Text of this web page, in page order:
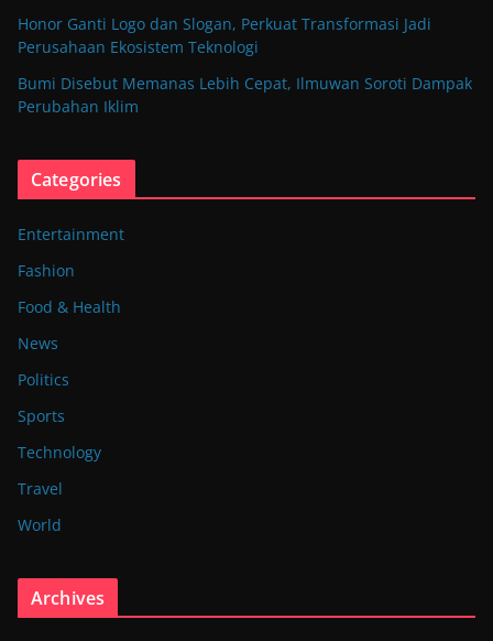
Honor Ganti Logo dan Slogan, Perkuat Transformasi Jadi
Perusahaan Ekosistem Teknologi
Bumi Disebut Memanas Lebih Cepat, Ilmuwan Soroti Dampak
Perubahan Iklim
Categories
Entertainment
Fashion
Food & Health
News
Politics
Sports
Technology
Travel
World
Archives